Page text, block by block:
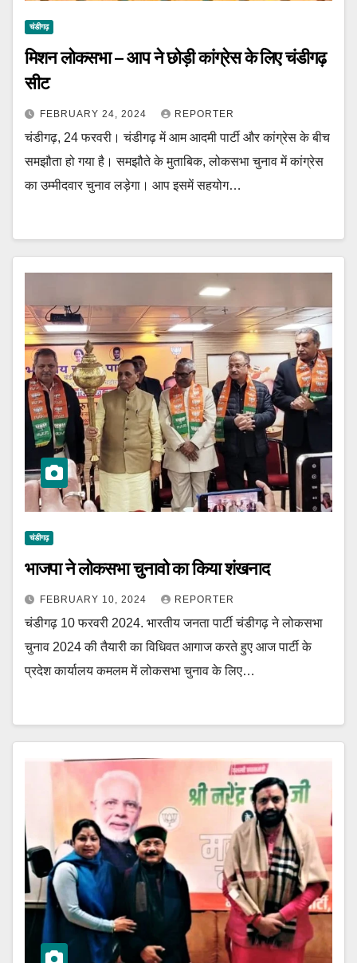
चंडीगढ़
मिशन लोकसभा – आप ने छोड़ी कांग्रेस के लिए चंडीगढ़
सीट
FEBRUARY 24, 2024 REPORTER
चंडीगढ़, 24 फरवरी। चंडीगढ़ में आम आदमी पार्टी और कांग्रेस के बीच
समझौता हो गया है। समझौते के मुताबिक, लोकसभा चुनाव में कांग्रेस
का उम्मीदवार चुनाव लड़ेगा। आप इसमें सहयोग…
चंडीगढ़
भाजपा ने लोकसभा चुनावो का किया शंखनाद
FEBRUARY 10, 2024 REPORTER
चंडीगढ़ 10 फरवरी 2024. भारतीय जनता पार्टी चंडीगढ़ ने लोकसभा
चुनाव 2024 की तैयारी का विधिवत आगाज करते हुए आज पार्टी के
प्रदेश कार्यालय कमलम में लोकसभा चुनाव के लिए…